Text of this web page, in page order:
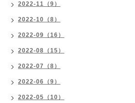
2022-11（9）
2022-10（8）
2022-09（16）
2022-08（15）
2022-07（8）
2022-06（9）
2022-05（10）